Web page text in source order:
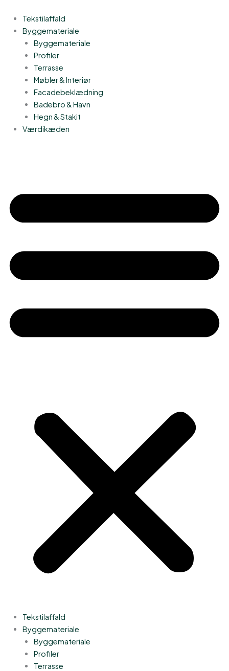
indholdet
Tekstilaffald
Byggemateriale
Byggemateriale
Profiler
Terrasse
Møbler & Interiør
Facadebeklædning
Badebro & Havn
Hegn & Stakit
Værdikæden
Tekstilaffald
Byggemateriale
Byggemateriale
Profiler
Terrasse